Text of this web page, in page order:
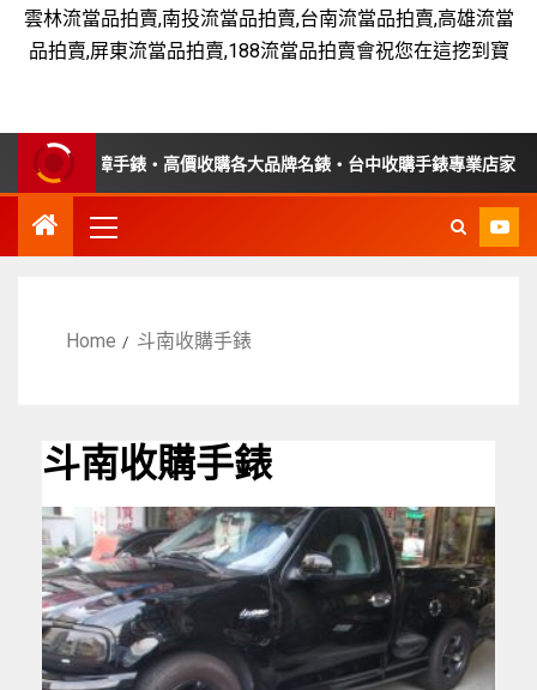
雲林流當品拍賣,南投流當品拍賣,台南流當品拍賣,高雄流當
品拍賣,屏東流當品拍賣,188流當品拍賣會祝您在這挖到寶
收購故障手錶・高價收購各大品牌名錶・台中收購手錶專業店家・平價
Home 斗南收購手錶
斗南收購手錶